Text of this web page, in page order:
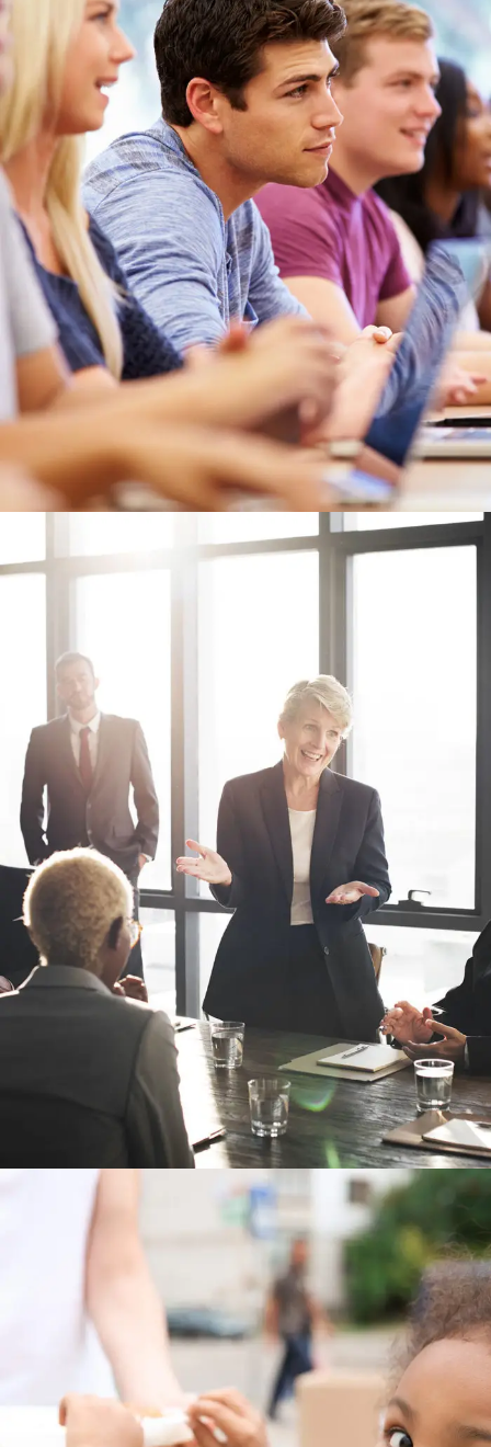
Free Tuition From Prof. Smith
Study / Tuition
Business Showcase Session
Business